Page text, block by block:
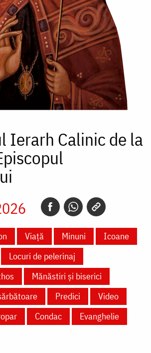
Ierarh Calinic de la
Viață Minuni
Icoane
Locuri de pelerinaj
Mănăstiri și biserici
Predici
Video
Condac
Evanghelie